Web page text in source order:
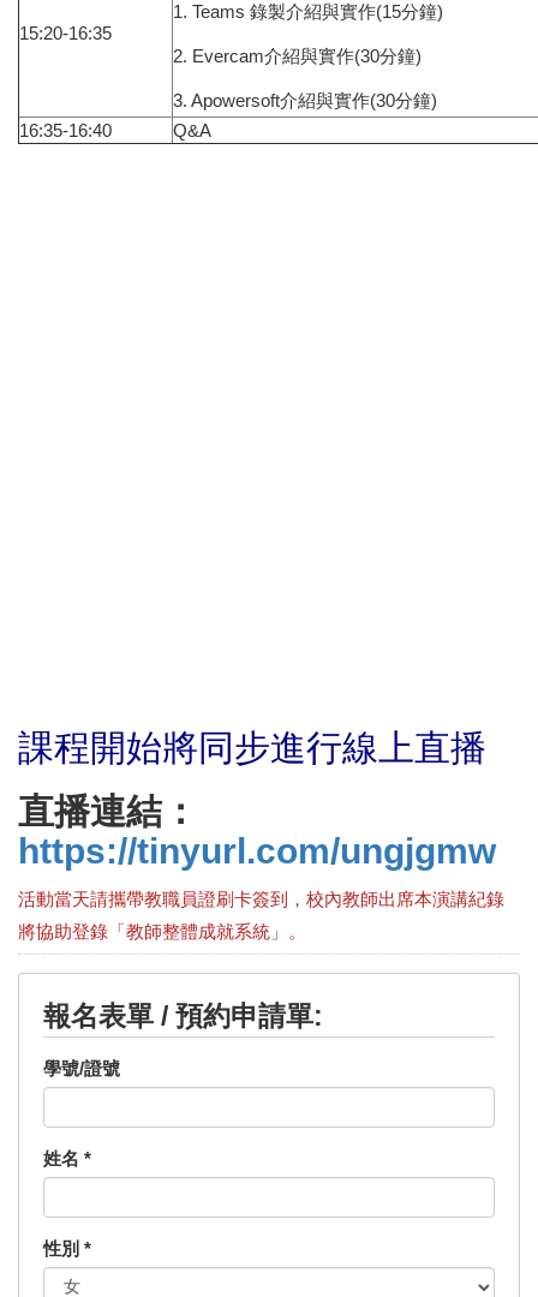
15:20-16:35
1. Teams 錄製介紹與實作(15分鐘)
2. Evercam介紹與實作(30分鐘)
3. Apowersoft介紹與實作(30分鐘)
16:35-16:40
Q&A
課程開始將同步進行線上直播
直播連結：
https://tinyurl.com/ungjgmw
活動當天請攜帶教職員證刷卡簽到，校內教師出席本演講紀錄
將協助登錄「教師整體成就系統」。
報名表單 / 預約申請單:
學號/證號
姓名 *
性別 *